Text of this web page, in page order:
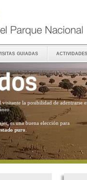
guiadas actividades
visitante la posibilidad de adentrarse
es una buena elección para
puro .